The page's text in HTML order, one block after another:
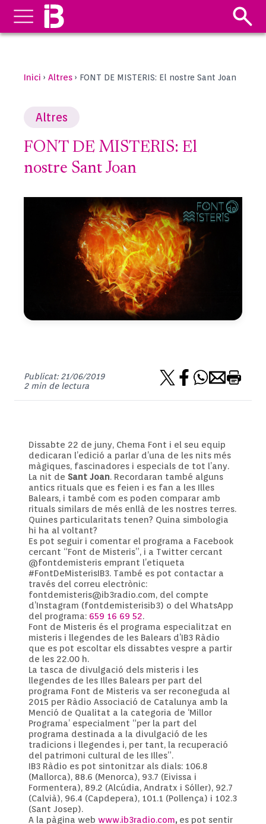
Inici › Altres › FONT DE MISTERIS: El nostre Sant Joan
Altres
FONT DE MISTERIS: El
nostre Sant Joan
Publicat: 21/06/2019
2 min de lectura
Dissabte 22 de juny, Chema Font i el seu equip
dedicaran l’edició a parlar d’una de les nits més
màgiques, fascinadores i especials de tot l’any.
La nit de Sant Joan. Recordaran també alguns
antics rituals que es feien i es fan a les Illes
Balears, i també com es poden comparar amb
rituals similars de més enllà de les nostres terres.
Quines particularitats tenen? Quina simbologia
hi ha al voltant?
Es pot seguir i comentar el programa a Facebook
cercant “Font de Misteris”, i a Twitter cercant
@fontdemisteris emprant l’etiqueta
#FontDeMisterisIB3. També es pot contactar a
través del correu electrònic:
fontdemisteris@ib3radio.com, del compte
d’Instagram (fontdemisterisib3) o del WhatsApp
del programa: 659 16 69 52.
Font de Misteris és el programa especialitzat en
misteris i llegendes de les Balears d’IB3 Ràdio
que es pot escoltar els dissabtes vespre a partir
de les 22.00 h.
La tasca de divulgació dels misteris i les
llegendes de les Illes Balears per part del
programa Font de Misteris va ser reconeguda al
2015 per Ràdio Associació de Catalunya amb la
Menció de Qualitat a la categoria de ‘Millor
Programa’ especialment “per la part del
programa destinada a la divulgació de les
tradicions i llegendes i, per tant, la recuperació
del patrimoni cultural de les Illes”.
IB3 Ràdio es pot sintonitzar als dials: 106.8
(Mallorca), 88.6 (Menorca), 93.7 (Eivissa i
Formentera), 89.2 (Alcúdia, Andratx i Sóller), 92.7
(Calvià), 96.4 (Capdepera), 101.1 (Pollença) i 102.3
(Sant Josep).
A la pàgina web www.ib3radio.com, es pot sentir